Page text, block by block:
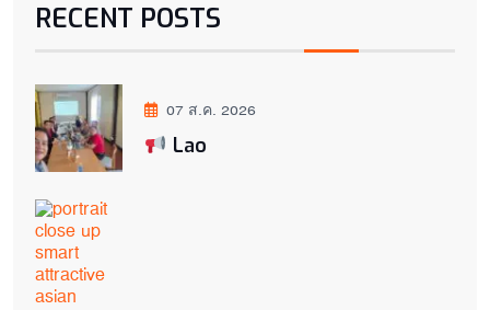
RECENT POSTS
07 ส.ค. 2026
Lao